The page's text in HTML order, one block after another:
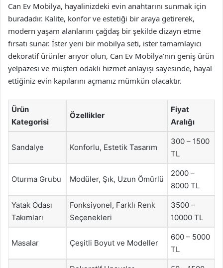
Can Ev Mobilya, hayalinizdeki evin anahtarını sunmak için
buradadır. Kalite, konfor ve estetiği bir araya getirerek,
modern yaşam alanlarını çağdaş bir şekilde dizayn etme
fırsatı sunar. İster yeni bir mobilya seti, ister tamamlayıcı
dekoratif ürünler arıyor olun, Can Ev Mobilya’nın geniş ürün
yelpazesi ve müşteri odaklı hizmet anlayışı sayesinde, hayal
ettiğiniz evin kapılarını açmanız mümkün olacaktır.
Ürün
Kategorisi
Özellikler
Fiyat
Aralığı
Sandalye Konforlu, Estetik Tasarım
300 – 1500
TL
Oturma Grubu Modüler, Şık, Uzun Ömürlü
2000 –
8000 TL
Yatak Odası
Takımları
Fonksiyonel, Farklı Renk
Seçenekleri
3500 –
10000 TL
Masalar Çeşitli Boyut ve Modeller
600 – 5000
TL